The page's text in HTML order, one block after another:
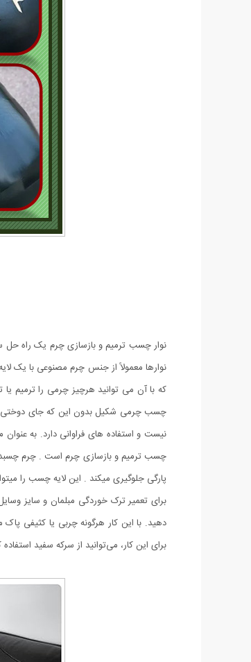
نوار چسب ترمیم و بازسازی چرم یک راه
که با آن می توانید هرچیز چرمی را ترمیم
چسب چرمی شکیل بدون این که جای دوختی
نیست و استفاده های فراوانی دارد. به
چسب ترمیم و بازسازی چرم است . چرم
پارگی جلوگیری میکند . این لایه چسب را
دهید. با این کار هرگونه چربی یا کثیفی
برای این کار، می‌توانید از سرکه سفید